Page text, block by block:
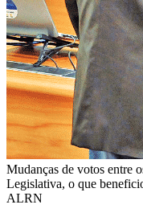
Mudanças de votos entre
Legislativa, o que
ALRN